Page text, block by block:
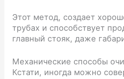
Этот метод, создает
трубах и способствует
главный стояк, даже
Механические способы
Кстати, иногда можно